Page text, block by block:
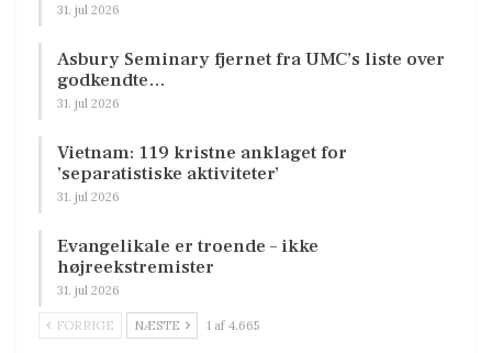
31. jul 2026
Asbury Seminary fjernet fra UMC’s liste over
godkendte…
31. jul 2026
Vietnam: 119 kristne anklaget for
’separatistiske aktiviteter’
31. jul 2026
Evangelikale er troende – ikke
højreekstremister
31. jul 2026
FORRIGE NÆSTE 1 af 4.665